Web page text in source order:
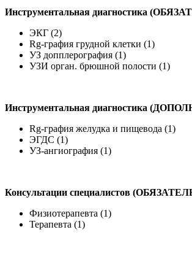
Инструментальная диагностика
ЭКГ (2)
Rg-графия грудной клетки (1)
УЗ допплерография (1)
УЗИ орган. брюшной полости (1)
Инструментальная диагностика
Rg-графия желудка и пищевода (1)
ЭГДС (1)
УЗ-ангиография (1)
Консультации специалистов
Физиотерапевта (1)
Терапевта (1)